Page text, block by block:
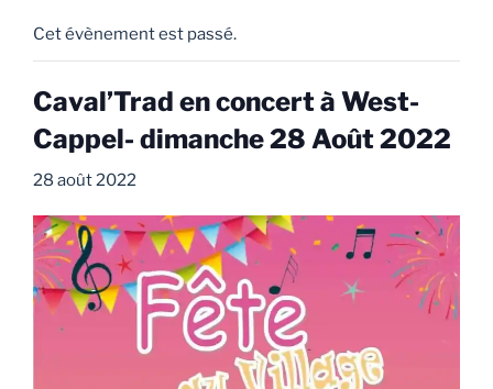
Cet évènement est passé.
Caval’Trad en concert à West-
Cappel- dimanche 28 Août 2022
28 août 2022